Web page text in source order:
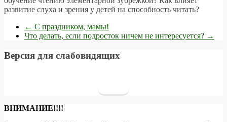
развитие слуха и зрения у детей на способность читать?
← С праздником, мамы!
Что делать, если подросток ничем не интересуется? →
Версия для слабовидящих
ВНИМАНИЕ!!!!